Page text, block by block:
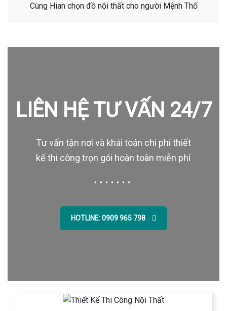
Cùng Hian chọn đồ nội thất cho người Mệnh Thổ
LIÊN HỆ TƯ VẤN 24/7
Tư vấn tận nơi và khái toán chi phí thiết
kế thi công trọn gói hoàn toàn miễn phí
HOTLINE: 0909 965 798